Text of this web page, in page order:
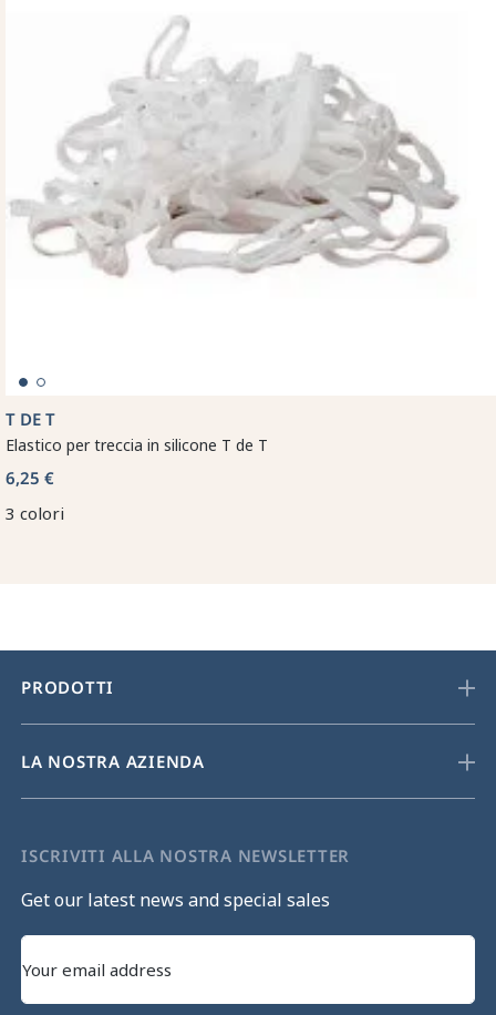
T DE T
Elastico per treccia in silicone T de T
6,25 €
3 colori
PRODOTTI
LA NOSTRA AZIENDA
ISCRIVITI ALLA NOSTRA NEWSLETTER
Get our latest news and special sales